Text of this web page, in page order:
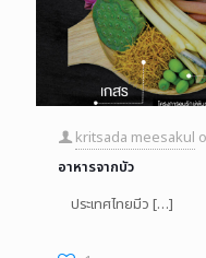
kritsada meesakul
อาหารจากบัว
ประเทศไทยมีว […]